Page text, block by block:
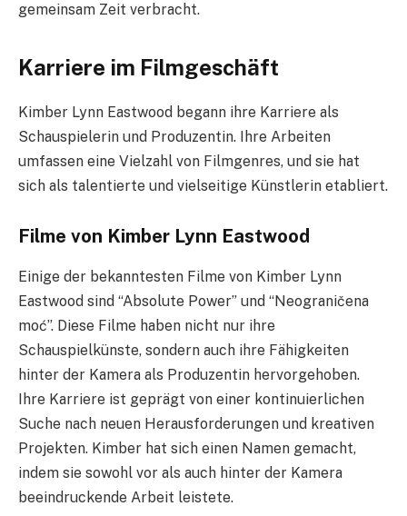
gemeinsam Zeit verbracht.
Karriere im Filmgeschäft
Kimber Lynn Eastwood begann ihre Karriere als
Schauspielerin und Produzentin. Ihre Arbeiten
umfassen eine Vielzahl von Filmgenres, und sie hat
sich als talentierte und vielseitige Künstlerin etabliert.
Filme von Kimber Lynn Eastwood
Einige der bekanntesten Filme von Kimber Lynn
Eastwood sind “Absolute Power” und “Neograničena
moć”. Diese Filme haben nicht nur ihre
Schauspielkünste, sondern auch ihre Fähigkeiten
hinter der Kamera als Produzentin hervorgehoben.
Ihre Karriere ist geprägt von einer kontinuierlichen
Suche nach neuen Herausforderungen und kreativen
Projekten. Kimber hat sich einen Namen gemacht,
indem sie sowohl vor als auch hinter der Kamera
beeindruckende Arbeit leistete.